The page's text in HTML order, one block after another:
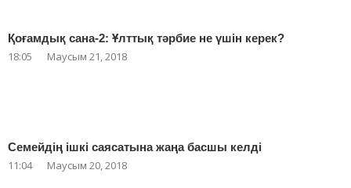
Қоғамдық сана-2: Ұлттық тәрбие не үшін керек?
18:05 Маусым 21, 2018
Семейдің ішкі саясатына жаңа басшы келді
11:04 Маусым 20, 2018